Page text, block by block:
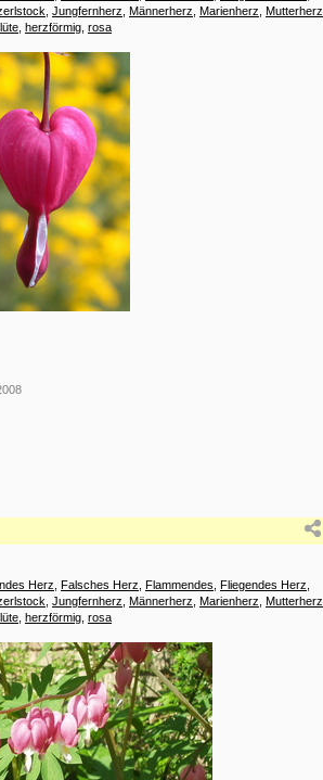
Jungfernherz Männerherz Marienherz Mutterherz
herzförmig rosa
Herz Falsches Herz Flammendes Fliegendes Herz
Jungfernherz Männerherz Marienherz Mutterherz
herzförmig rosa